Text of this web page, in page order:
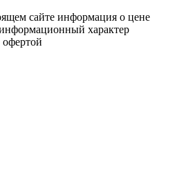
сайте информация о цене
характер
офертой